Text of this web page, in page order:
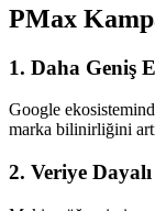
PMax
1. Daha Geniş
Google
marka bilinirliğini
2. Veriye